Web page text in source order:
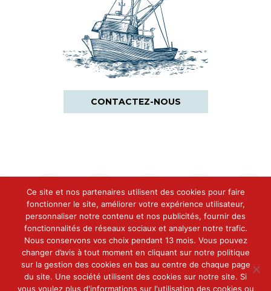
CONTACTEZ-NOUS
Ce site et nos partenaires utilisent des cookies pour faire
fonctionner le site, améliorer votre expérience utilisateur,
personnaliser notre contenu et nos publicités, fournir des
fonctionnalités de réseaux sociaux et analyser notre trafic.
Nous conservons vos choix pendant 13 mois. Vous pouvez
changer d’avis à tout moment en cliquant sur notre politique
sur la gestion des cookies en bas au centre de chaque page
du site. Une société utilisent des cookies sur notre site. Si
vous voulez plus d'informations sur l'utilisation des cookies ou
Contact
Conserveries Des Cinq Océans
Immeuble The Curve
48-50 Avenue du Général De Gaulle
92800 Puteaux